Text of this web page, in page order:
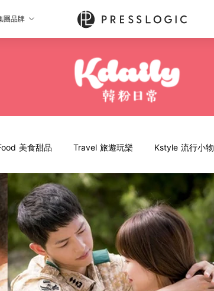
團品牌
美食甜品 Travel 旅遊玩樂 Kstyle 流行小物